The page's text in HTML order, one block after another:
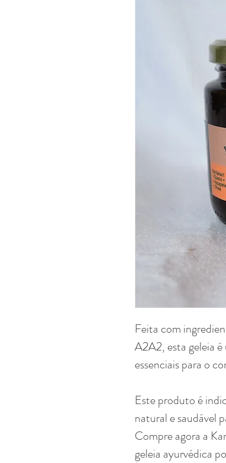
Feita com
A2A2, esta geleia
essenciais para o
Este produto é
natural e saudável
Compre agora a
geleia ayurvédica